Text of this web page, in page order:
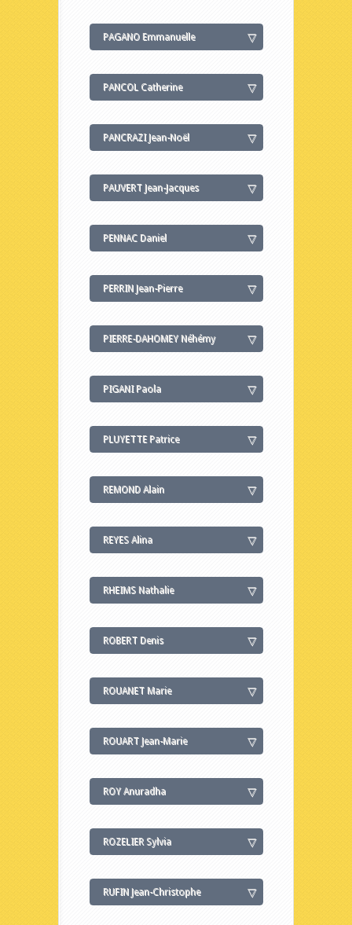
PAGANO Emmanuelle
PANCOL Catherine
PANCRAZI Jean-Noël
PAUVERT Jean-Jacques
PENNAC Daniel
PERRIN Jean-Pierre
PIERRE-DAHOMEY Néhémy
PIGANI Paola
PLUYETTE Patrice
REMOND Alain
REYES Alina
RHEIMS Nathalie
ROBERT Denis
ROUANET Marie
ROUART Jean-Marie
ROY Anuradha
ROZELIER Sylvia
RUFIN Jean-Christophe